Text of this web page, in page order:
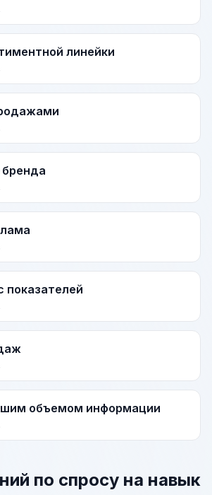
линейки
показателей
объемом информации
по спросу на навык